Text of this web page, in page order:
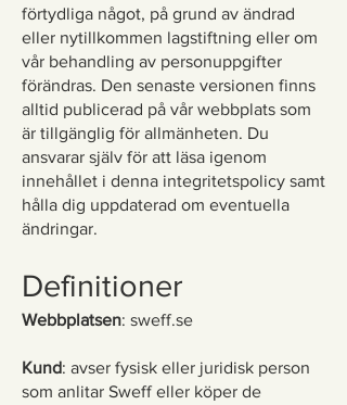
förtydliga något, på grund av ändrad
eller nytillkommen lagstiftning eller om
vår behandling av personuppgifter
förändras. Den senaste versionen finns
alltid publicerad på vår webbplats som
är tillgänglig för allmänheten. Du
ansvarar själv för att läsa igenom
innehållet i denna integritetspolicy samt
hålla dig uppdaterad om eventuella
ändringar.
Definitioner
Webbplatsen: sweff.se
Kund: avser fysisk eller juridisk person
som anlitar Sweff eller köper de